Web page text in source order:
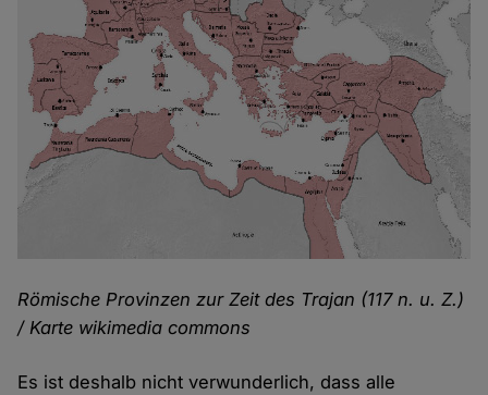
Römische Provinzen zur Zeit des Trajan (117 n. u. Z.)
/ Karte wikimedia commons
Es ist deshalb nicht verwunderlich, dass alle